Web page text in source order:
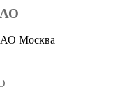
Москва